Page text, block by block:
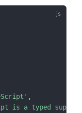
,
is a typed